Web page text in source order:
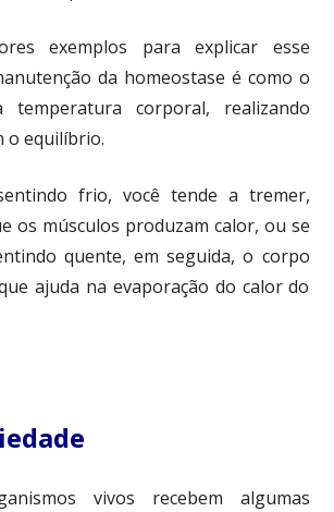
exemplos para explicar esse
da homeostase é como o
corporal, realizando
o equilíbrio.
frio, você tende a tremer,
os músculos produzam calor, ou se
quente, em seguida, o corpo
ajuda na evaporação do calor do
vivos recebem algumas